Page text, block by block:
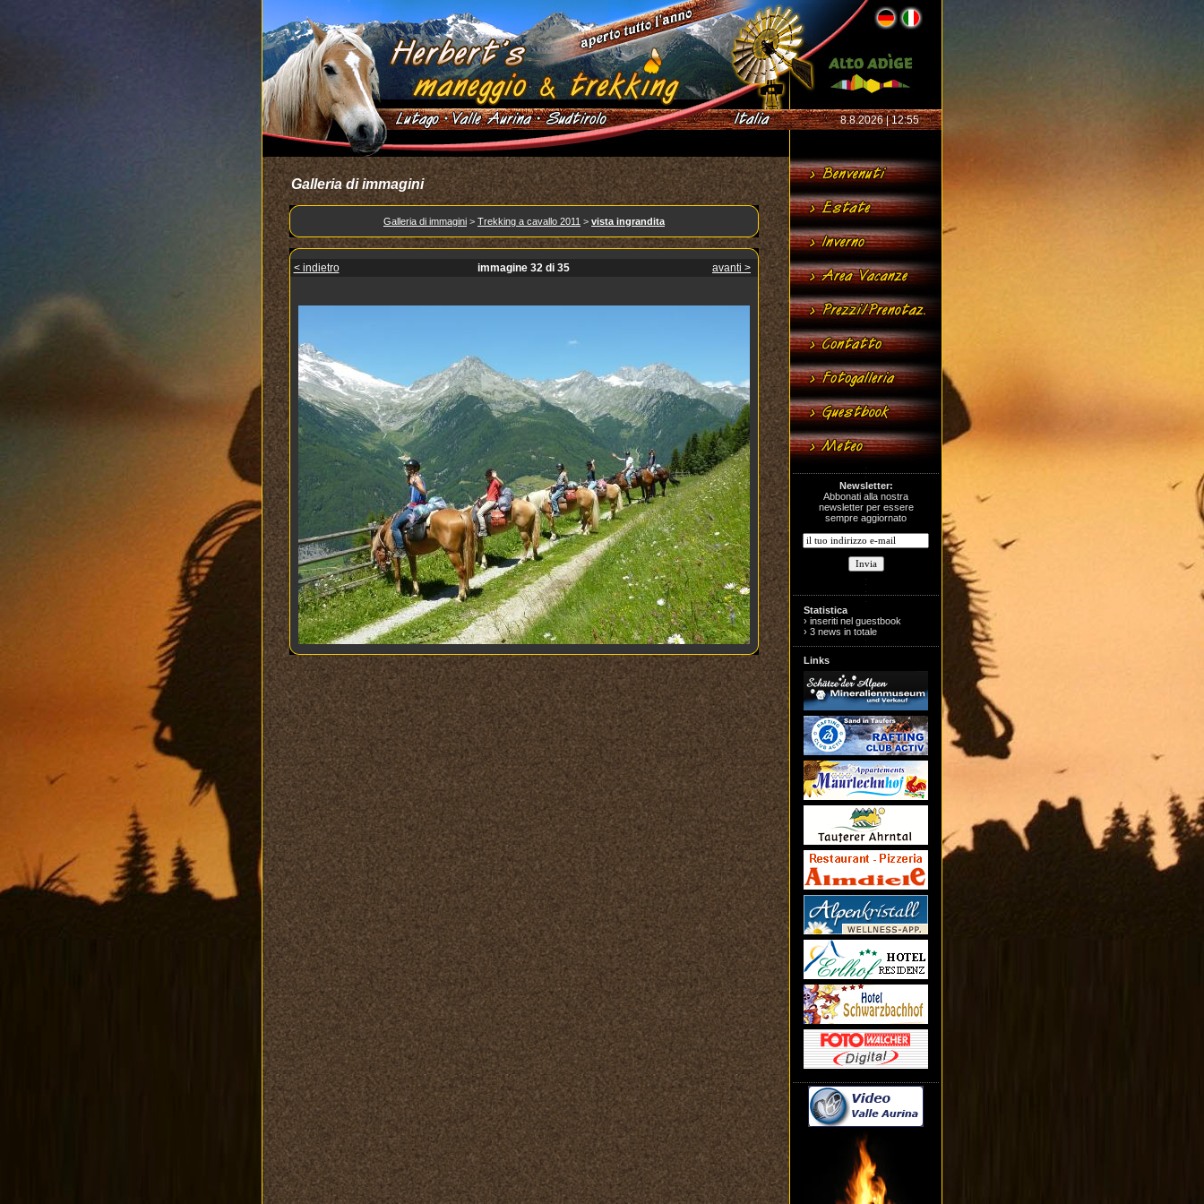
8.8.2026 | 12:55
Galleria di immagini
Galleria di immagini > Trekking a cavallo 2011 > vista ingrandita
< indietro immagine 32 di 35 avanti >
Newsletter:
Abbonati alla nostra
newsletter per essere
sempre aggiornato
Statistica
› inseriti nel guestbook
› 3 news in totale
Links